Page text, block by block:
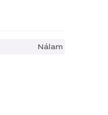
Nálam